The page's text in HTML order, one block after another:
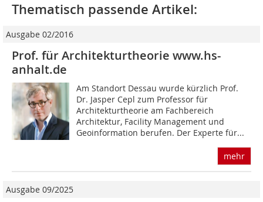
Thematisch passende Artikel:
Ausgabe 02/2016
Prof. für Architekturtheorie www.hs-
anhalt.de
Am Standort Dessau wurde kürzlich Prof.
Dr. Jasper Cepl zum Professor für
Architekturtheorie am Fachbereich
Architektur, Facility Management und
Geoinformation berufen. Der Experte für...
mehr
Ausgabe 09/2025